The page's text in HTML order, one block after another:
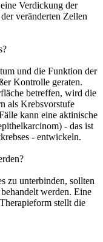
Verdickung der
veränderten Zellen
und die Funktion der
Kontrolle geraten.
betreffen, wird die
als Krebsvorstufe
kann eine aktinische
- das ist
- entwickeln.
zu unterbinden, sollten
werden. Eine
stellt die